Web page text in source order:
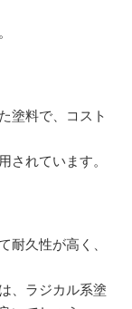
塗料で、コスト
されています。
耐久性が高く、
、ラジカル系塗